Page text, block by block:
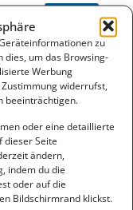
zu
um das Browsing-
Werbung
widerrufst,
beeinträchtigen.
oder eine detaillierte
dieser Seite
ändern,
indem du die
oder auf die
Bildschirmrand klickst.
Silber ist noch
günstigen Preisen
Vermögen mit
schützen
vielleicht […]
- Warum
Uhr
Antworten